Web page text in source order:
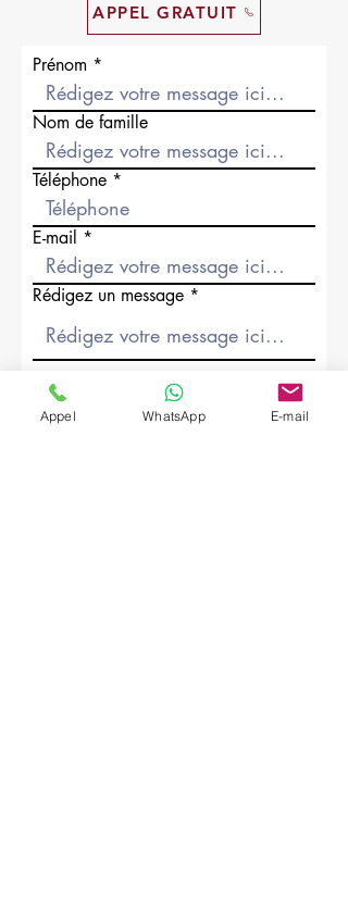
APPEL GRATUIT
Prénom
Nom de famille
Téléphone
E-mail
Rédigez un message
Société
Appel WhatsApp E-mail